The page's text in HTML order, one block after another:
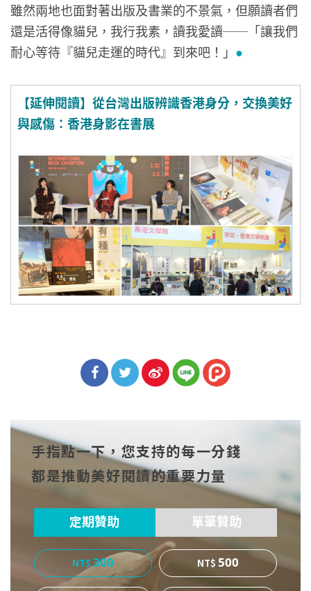
雖然兩地也面對著出版及書業的不景氣，但願讀者們
還是活得像貓兒，我行我素，讀我愛讀──「讓我們
耐心等待『貓兒走運的時代』到來吧！」 ●
【延伸閱讀】從台灣出版辨識香港身分，交換美好
與感傷：香港身影在書展
cebo
ok
witt
er
博
手指點一下，您支持的每一分錢
都是推動美好閱讀的重要力量
定期贊助 單筆贊助
300
500